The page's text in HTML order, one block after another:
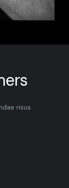
risus